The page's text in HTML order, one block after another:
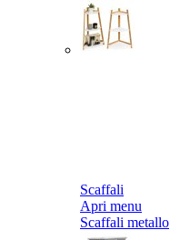
Scaffali
Apri menu
Scaffali metallo